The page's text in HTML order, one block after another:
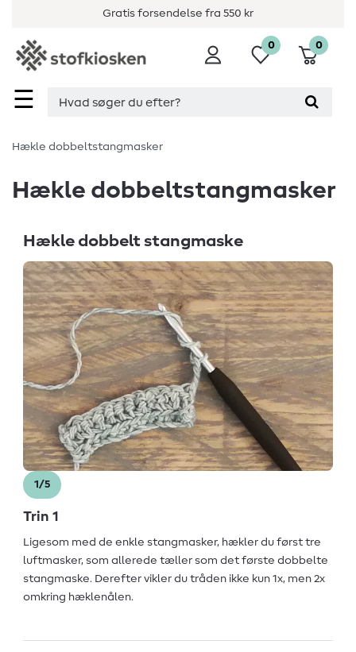
Gratis forsendelse fra 550 kr
☰
0 0
Hækle dobbeltstangmasker
Hækle dobbeltstangmasker
Hækle dobbelt stangmaske
1/5
Trin 1
Ligesom med de enkle stangmasker, hækler du først tre
luftmasker, som allerede tæller som det første dobbelte
stangmaske. Derefter vikler du tråden ikke kun 1x, men 2x
omkring hæklenålen.